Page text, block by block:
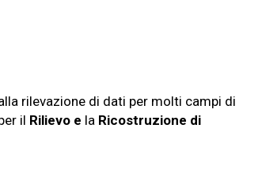
rilevazione di dati per molti campi di
il Rilievo e la Ricostruzione di